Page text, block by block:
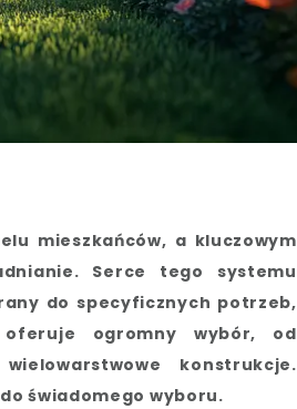
mieszkańców, a kluczowym
Serce tego systemu
do specyficznych potrzeb,
ogromny wybór, od
konstrukcje.
świadomego wyboru.